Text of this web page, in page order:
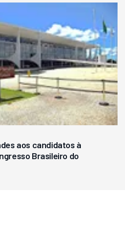
aos candidatos à
Brasileiro do